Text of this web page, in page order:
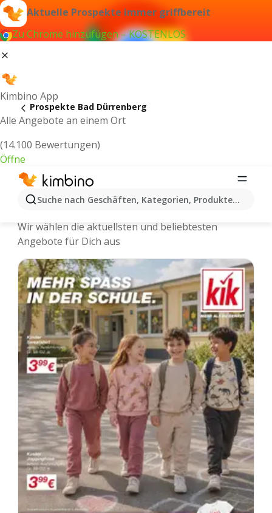
Aktuelle Prospekte immer griffbereit
Zu Chrome hinzufügen – KOSTENLOS
Kimbino App
Alle Angebote an einem Ort
(14.100 Bewertungen)
Öffne
Suche nach Geschäften, Kategorien, Produkten...
Prospekte Bad Dürrenberg
Bad Dürrenberg - Neuste Prospekte
Wir wählen die aktuellsten und beliebtesten
Angebote für Dich aus